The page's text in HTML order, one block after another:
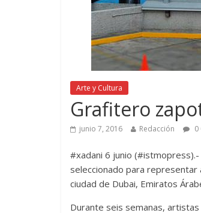
Arte y Cultura
Grafitero
junio 7, 2016 Redacción 0
#xadani 6 junio (#istmopress).-
seleccionado para representar
ciudad de Dubai, Emiratos
Durante seis semanas,